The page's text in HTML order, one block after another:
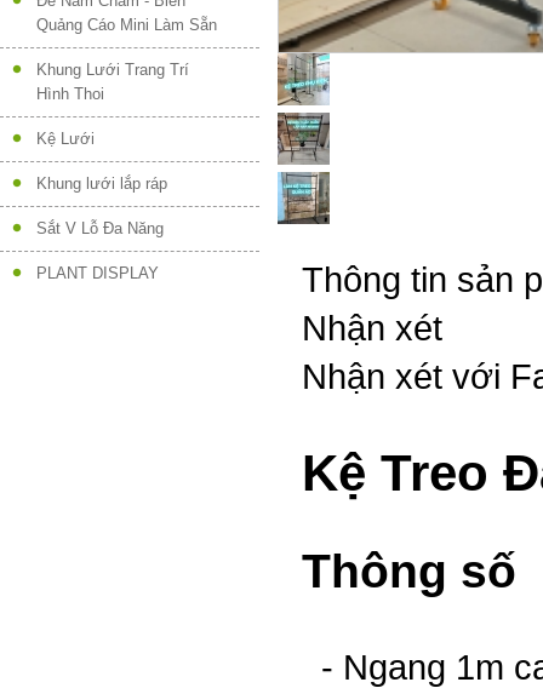
Quảng Cáo Mini Làm Sẵn
Khung Lưới Trang Trí
Hình Thoi
Kệ Lưới
Khung lưới lắp ráp
Sắt V Lỗ Đa Năng
PLANT DISPLAY
Thông tin sản
Nhận xét
Nhận xét với
Kệ Treo
Thông số
- Ngang 1m